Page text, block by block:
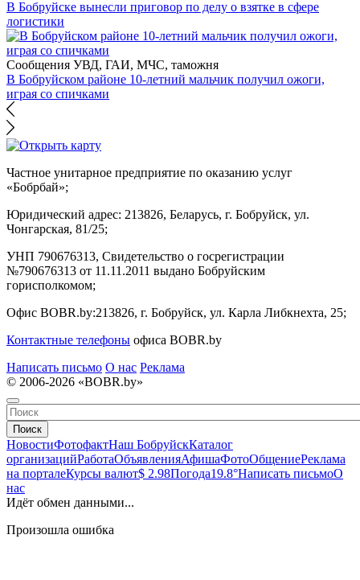
В Бобруйске вынесли приговор по делу о взятке в сфере
логистики
Сообщения УВД, ГАИ, МЧС, таможня
В Бобруйском районе 10-летний мальчик получил ожоги,
играя со спичками
Частное унитарное предприятие по оказанию услуг
«Бобрбай»;
Юридический адрес: 213826, Беларусь, г. Бобруйск, ул.
Чонгарская, 81/25;
УНП 790676313, Свидетельство о госрегистрации
№790676313 от 11.11.2011 выдано Бобруйским
горисполкомом;
Офис BOBR.by:213826, г. Бобруйск, ул. Карла Либкнехта, 25;
Контактные телефоны офиса BOBR.by
Написать письмо О нас Реклама
© 2006-2026 «BOBR.by»
Поиск
НовостиФотофактНаш БобруйскКаталог
организацийРаботаОбъявленияАфишаФотоОбщениеРеклама
на порталеКурсы валют$ 2.98Погода19.8°Написать письмоО
нас
Идёт обмен данными...
Произошла ошибка